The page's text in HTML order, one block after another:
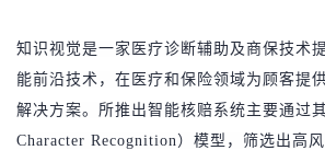
知识视觉是一家医疗诊断辅助及商保技术
能前沿技术，在医疗和保险领域为顾客提
解决方案。所推出智能核赔系统主要通过
Character Recognition）模型，筛选出高